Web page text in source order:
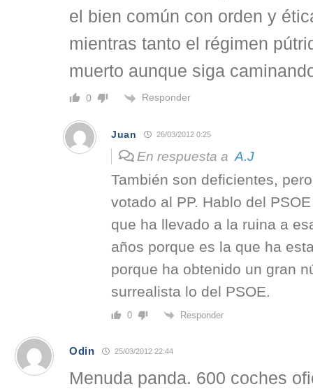
el bien común con orden y
mientras tanto el régimen
muerto aunque siga
0 Responder
Juan 26/03/2012 0:25
En respuesta a A.J
También son deficientes,
votado al PP. Hablo del
que ha llevado a la ruina a
años porque es la que ha
porque ha obtenido un gran
surrealista lo del PSOE.
0 Responder
Odin 25/03/2012 22:44
Menuda panda. 600 coches